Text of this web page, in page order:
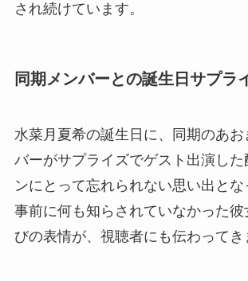
され続けています。
同期メンバーとの誕生日サプラ
水菜月夏希の誕生日に、同期のあ
バーがサプライズでゲスト出演した
ンにとって忘れられない思い出とな
事前に何も知らされていなかった
びの表情が、視聴者にも伝わってき